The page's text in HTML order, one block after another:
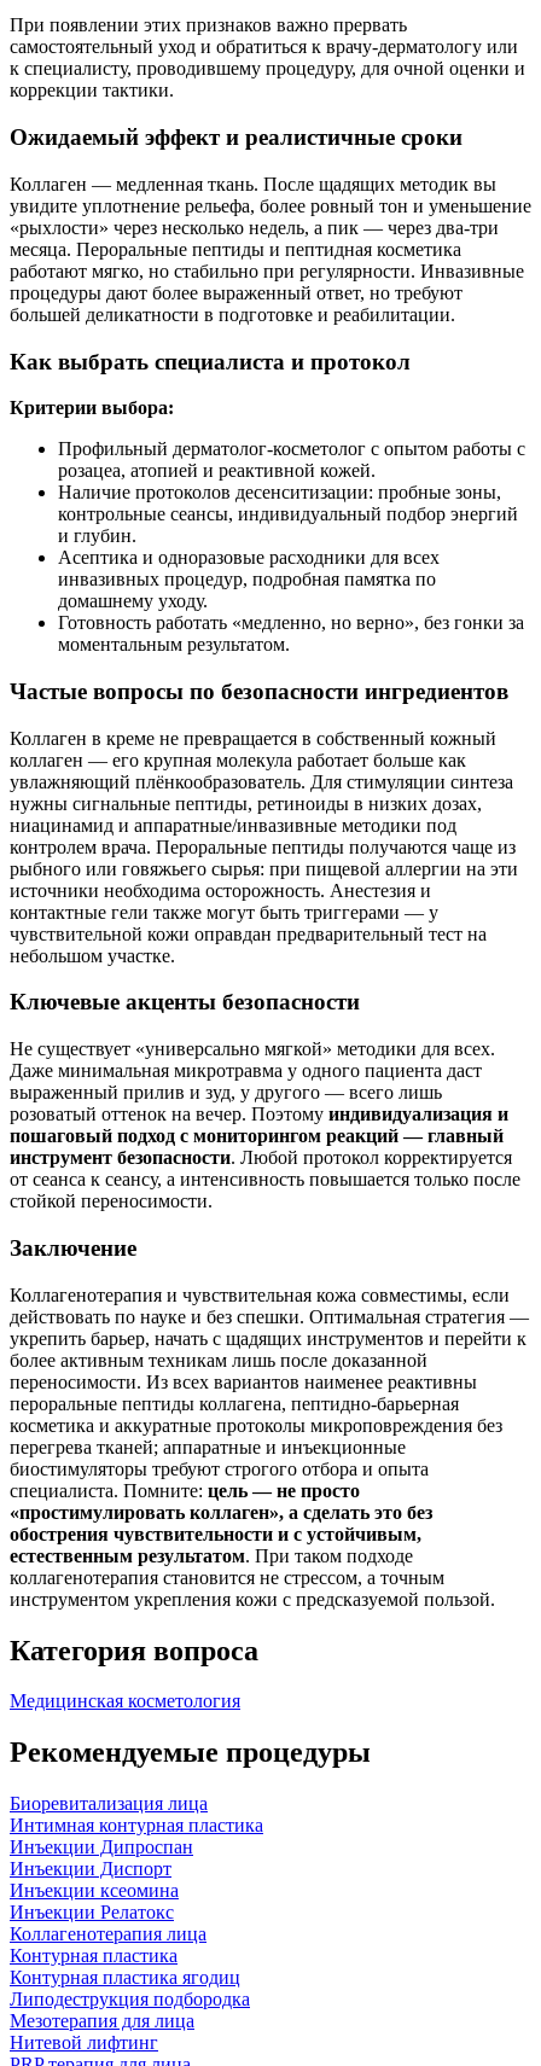
При появлении этих признаков важно прервать
самостоятельный уход и обратиться к врачу-дерматологу или
к специалисту, проводившему процедуру, для очной оценки и
коррекции тактики.
Ожидаемый эффект и реалистичные сроки
Коллаген — медленная ткань. После щадящих методик вы
увидите уплотнение рельефа, более ровный тон и уменьшение
«рыхлости» через несколько недель, а пик — через два-три
месяца. Пероральные пептиды и пептидная косметика
работают мягко, но стабильно при регулярности. Инвазивные
процедуры дают более выраженный ответ, но требуют
большей деликатности в подготовке и реабилитации.
Как выбрать специалиста и протокол
Критерии выбора:
Профильный дерматолог-косметолог с опытом работы с
розацеа, атопией и реактивной кожей.
Наличие протоколов десенситизации: пробные зоны,
контрольные сеансы, индивидуальный подбор энергий
и глубин.
Асептика и одноразовые расходники для всех
инвазивных процедур, подробная памятка по
домашнему уходу.
Готовность работать «медленно, но верно», без гонки за
моментальным результатом.
Частые вопросы по безопасности ингредиентов
Коллаген в креме не превращается в собственный кожный
коллаген — его крупная молекула работает больше как
увлажняющий плёнкообразователь. Для стимуляции синтеза
нужны сигнальные пептиды, ретиноиды в низких дозах,
ниацинамид и аппаратные/инвазивные методики под
контролем врача. Пероральные пептиды получаются чаще из
рыбного или говяжьего сырья: при пищевой аллергии на эти
источники необходима осторожность. Анестезия и
контактные гели также могут быть триггерами — у
чувствительной кожи оправдан предварительный тест на
небольшом участке.
Ключевые акценты безопасности
Не существует «универсально мягкой» методики для всех.
Даже минимальная микротравма у одного пациента даст
выраженный прилив и зуд, у другого — всего лишь
розоватый оттенок на вечер. Поэтому индивидуализация и
пошаговый подход с мониторингом реакций — главный
инструмент безопасности. Любой протокол корректируется
от сеанса к сеансу, а интенсивность повышается только после
стойкой переносимости.
Заключение
Коллагенотерапия и чувствительная кожа совместимы, если
действовать по науке и без спешки. Оптимальная стратегия —
укрепить барьер, начать с щадящих инструментов и перейти к
более активным техникам лишь после доказанной
переносимости. Из всех вариантов наименее реактивны
пероральные пептиды коллагена, пептидно-барьерная
косметика и аккуратные протоколы микроповреждения без
перегрева тканей; аппаратные и инъекционные
биостимуляторы требуют строгого отбора и опыта
специалиста. Помните: цель — не просто
«простимулировать коллаген», а сделать это без
обострения чувствительности и с устойчивым,
естественным результатом. При таком подходе
коллагенотерапия становится не стрессом, а точным
инструментом укрепления кожи с предсказуемой пользой.
Категория вопроса
Медицинская косметология
Рекомендуемые процедуры
Биоревитализация лица
Интимная контурная пластика
Инъекции Дипроспан
Инъекции Диспорт
Инъекции ксеомина
Инъекции Релатокс
Коллагенотерапия лица
Контурная пластика
Контурная пластика ягодиц
Липодеструкция подбородка
Мезотерапия для лица
Нитевой лифтинг